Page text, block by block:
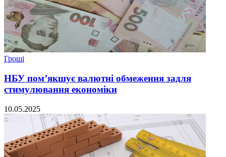
Гроші
НБУ пом’якшує валютні обмеження задля
стимулювання економіки
10.05.2025